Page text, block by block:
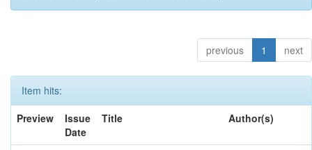
previous 1 next
Item hits:
Preview
Issue
Date
Title Author(s)